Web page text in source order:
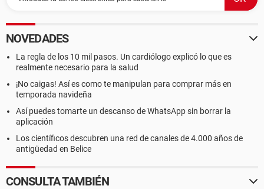
NOVEDADES
La regla de los 10 mil pasos. Un cardiólogo explicó lo que es
realmente necesario para la salud
¡No caigas! Así es como te manipulan para comprar más en
temporada navideña
Así puedes tomarte un descanso de WhatsApp sin borrar la
aplicación
Los científicos descubren una red de canales de 4.000 años de
antigüedad en Belice
CONSULTA TAMBIÉN